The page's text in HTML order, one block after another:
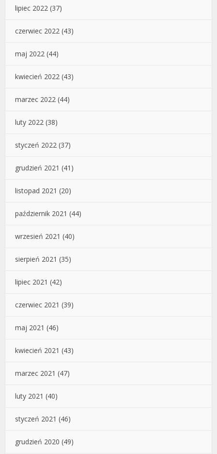
lipiec 2022 (37)
czerwiec 2022 (43)
maj 2022 (44)
kwiecień 2022 (43)
marzec 2022 (44)
luty 2022 (38)
styczeń 2022 (37)
grudzień 2021 (41)
listopad 2021 (20)
październik 2021 (44)
wrzesień 2021 (40)
sierpień 2021 (35)
lipiec 2021 (42)
czerwiec 2021 (39)
maj 2021 (46)
kwiecień 2021 (43)
marzec 2021 (47)
luty 2021 (40)
styczeń 2021 (46)
grudzień 2020 (49)